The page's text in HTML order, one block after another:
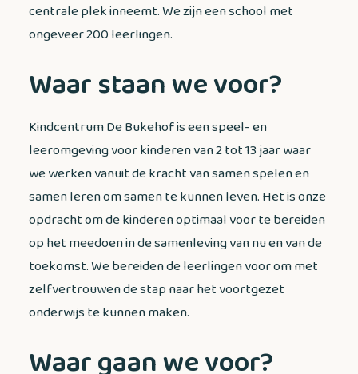
centrale plek inneemt. We zijn een school met
ongeveer 200 leerlingen.
Waar staan we voor?
Kindcentrum De Bukehof is een speel- en
leeromgeving voor kinderen van 2 tot 13 jaar waar
we werken vanuit de kracht van samen spelen en
samen leren om samen te kunnen leven. Het is onze
opdracht om de kinderen optimaal voor te bereiden
op het meedoen in de samenleving van nu en van de
toekomst. We bereiden de leerlingen voor om met
zelfvertrouwen de stap naar het voortgezet
onderwijs te kunnen maken.
Waar gaan we voor?